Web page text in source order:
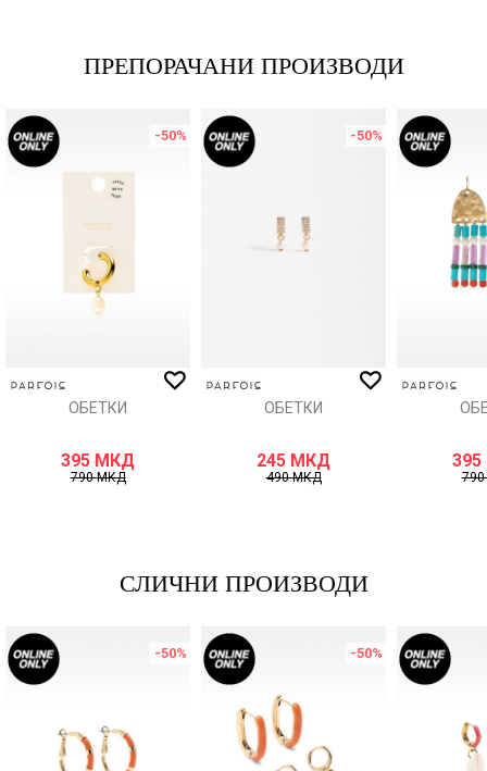
ПРЕПОРАЧАНИ ПРОИЗВОДИ
-50%
ОБЕТКИ
395 МКД
790МКД
-50%
ОБЕТКИ
245 МКД
490МКД
395
790
СЛИЧНИ ПРОИЗВОДИ
-50% -50%